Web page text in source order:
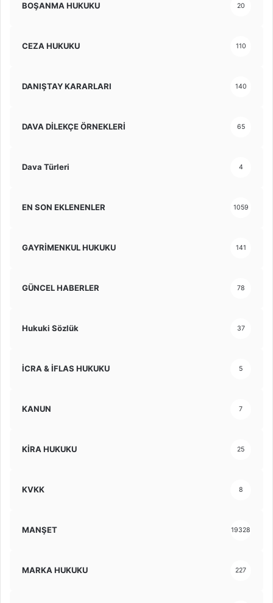
BOŞANMA HUKUKU 20
CEZA HUKUKU 110
DANIŞTAY KARARLARI 140
DAVA DİLEKÇE ÖRNEKLERİ 65
Dava Türleri 4
EN SON EKLENENLER 1059
GAYRİMENKUL HUKUKU 141
GÜNCEL HABERLER 78
Hukuki Sözlük 37
İCRA & İFLAS HUKUKU 5
KANUN 7
KİRA HUKUKU 25
KVKK 8
MANŞET 19328
MARKA HUKUKU 227